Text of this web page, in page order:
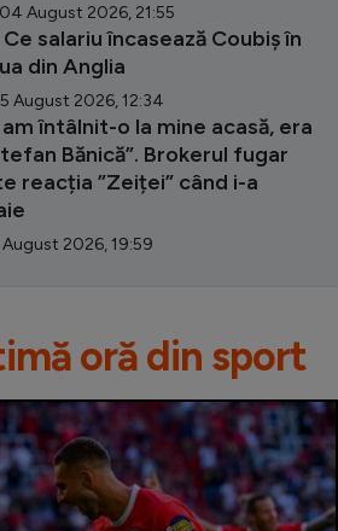
August 2026, 21:55
salariu încasează Coubiș în
din Anglia
August 2026, 12:34
am întâlnit-o la mine acasă, era
Bănică”. Brokerul fugar
reacția ”Zeiței” când i-a
2026, 19:59
oră din sport